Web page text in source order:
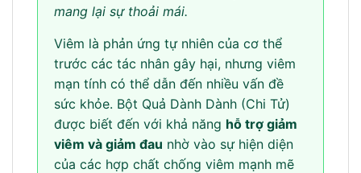
mang lại sự thoải mái.
Viêm là phản ứng tự nhiên của cơ thể
trước các tác nhân gây hại, nhưng viêm
mạn tính có thể dẫn đến nhiều vấn đề
sức khỏe. Bột Quả Dành Dành (Chi Tử)
được biết đến với khả năng hỗ trợ giảm
viêm và giảm đau nhờ vào sự hiện diện
của các hợp chất chống viêm mạnh mẽ